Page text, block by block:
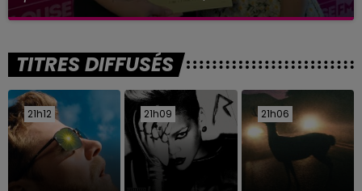
TITRES DIFFUSÉS
21h12
21h12 21h09
21h09 21h06
21h06